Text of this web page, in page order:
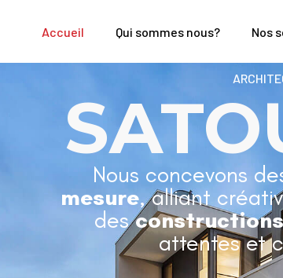
Accueil Qui sommes nous? Nos
Nous concevons
mesure, alliant
des
attentes et